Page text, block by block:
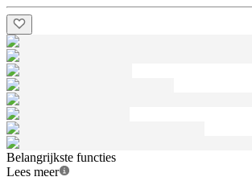
Belangrijkste functies
Lees meer